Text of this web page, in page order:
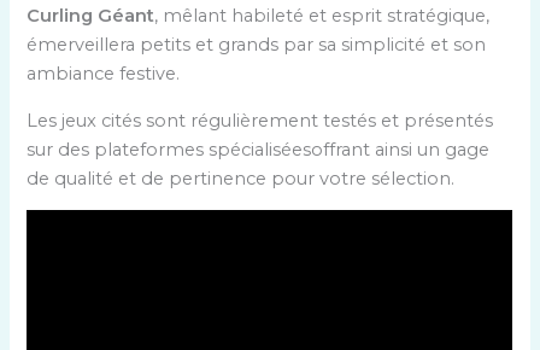
Curling Géant, mêlant habileté et esprit stratégique,
émerveillera petits et grands par sa simplicité et son
ambiance festive.
Les jeux cités sont régulièrement testés et présentés
sur des plateformes spécialiséesoffrant ainsi un gage
de qualité et de pertinence pour votre sélection.